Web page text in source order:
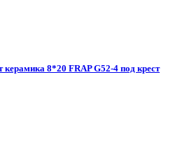
8*20 FRAP G52-4 под крест